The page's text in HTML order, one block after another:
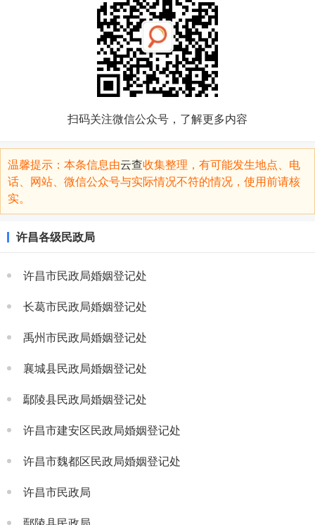
扫码关注微信公众号，了解更多内容
温馨提示：本条信息由云查收集整理，有可能发生地点、电
话、网站、微信公众号与实际情况不符的情况，使用前请核
实。
许昌各级民政局
许昌市民政局婚姻登记处
长葛市民政局婚姻登记处
禹州市民政局婚姻登记处
襄城县民政局婚姻登记处
鄢陵县民政局婚姻登记处
许昌市建安区民政局婚姻登记处
许昌市魏都区民政局婚姻登记处
许昌市民政局